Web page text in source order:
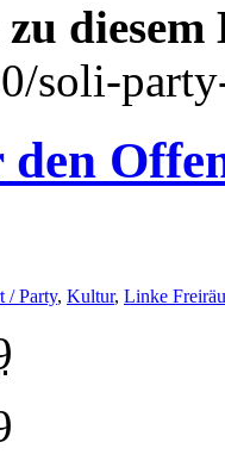
soli-
/ Party, Kultur, Linke